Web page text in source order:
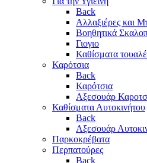
Back
Αλλαξιέρες και
Βοηθητικά
Γιογιο
Καθίσματα
Καρότσια
Back
Καρότσια
Αξεσουάρ
Καθίσματα Αυτοκινήτου
Back
Αξεσουάρ
Παρκοκρέβατα
Περπατούρες
Back